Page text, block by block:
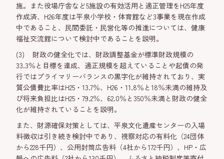
施。また役場庁舎など5施設の有効活用と適正管理をH25年度
作成済、H26年度は平泉小学校・体育館など3事業を現在作成
中であること、民間委託・民営化等の推進については、健康
福祉交流館について検討中であることを説明。
(3) 財政の健全化では、財政調整基金が標準財政規模の
33.3％と目標を達成、適正規模を超えていることや起債の発
行ではプライマリーバランスの黒字化が維持されており、実
質公債費比率はH25・13.7％、H26・11.8％と18％未満の維持及
び将来負担比はH25・79.2％、62.0％と350％未満と財政の健全
化が維持されていることを説明。
また、財源確保対策としては、平泉文化遺産センターの入場
料徴収は引き続き検討中であり、視察対応の有料化（24団体
から228千円）、公用封筒広告料（4社から172千円）、HP・広